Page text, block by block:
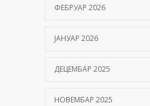
ФЕБРУАР 2026
ЈАНУАР 2026
ДЕЦЕМБАР 2025
НОВЕМБАР 2025